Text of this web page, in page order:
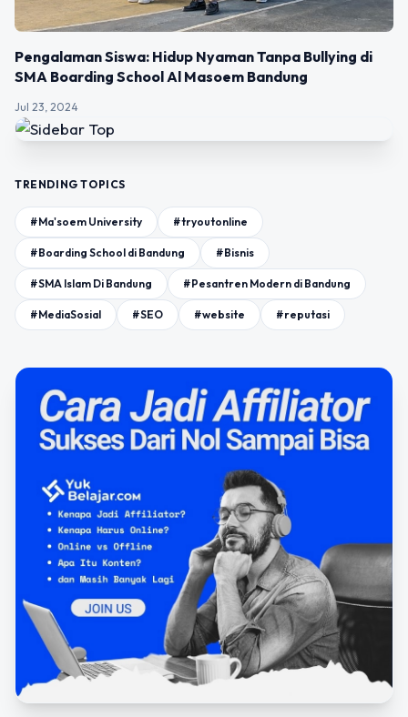
Pengalaman Siswa: Hidup Nyaman Tanpa Bullying di
SMA Boarding School Al Masoem Bandung
Jul 23, 2024
TRENDING TOPICS
#Ma'soem University #tryoutonline
#Boarding School di Bandung #Bisnis
#SMA Islam Di Bandung #Pesantren Modern di Bandung
#MediaSosial #SEO #website #reputasi